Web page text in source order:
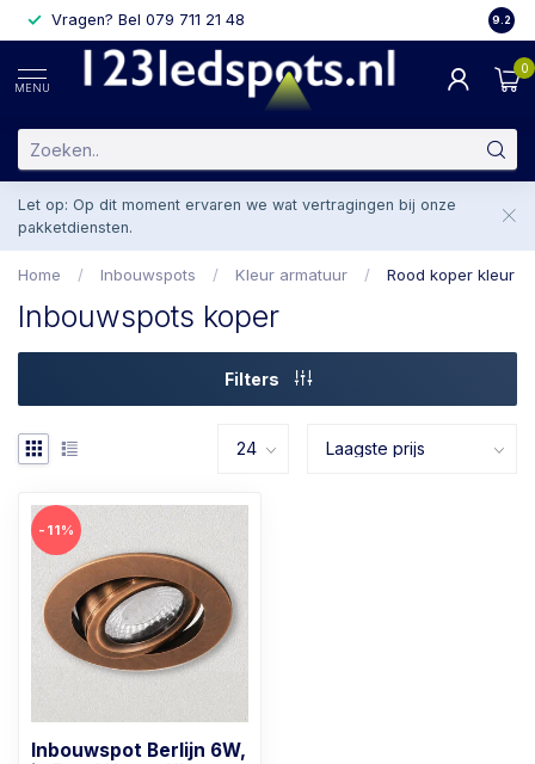
Vragen? Bel 079 711 21 48 29.2
MENU
0
Let op: Op dit moment ervaren we wat vertragingen bij onze
pakketdiensten.
Home / Inbouwspots / Kleur armatuur / Rood koper kleur
Inbouwspots koper
Filters
-11%
Inbouwspot Berlijn 6W,